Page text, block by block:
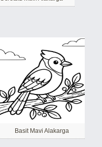
Basit Mavi Alakarga